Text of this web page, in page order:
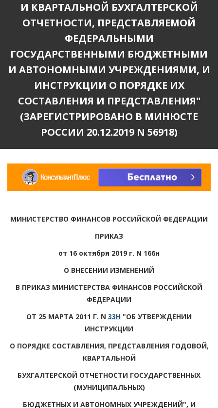
И КВАРТАЛЬНОЙ БУХГАЛТЕРСКОЙ
ОТЧЕТНОСТИ, ПРЕДСТАВЛЯЕМОЙ
ФЕДЕРАЛЬНЫМИ
ГОСУДАРСТВЕННЫМИ БЮДЖЕТНЫМИ
И АВТОНОМНЫМИ УЧРЕЖДЕНИЯМИ, И
ИНСТРУКЦИИ О ПОРЯДКЕ ИХ
СОСТАВЛЕНИЯ И ПРЕДСТАВЛЕНИЯ"
(ЗАРЕГИСТРИРОВАНО В МИНЮСТЕ
РОССИИ 20.12.2019 N 56918)
МИНИСТЕРСТВО ФИНАНСОВ РОССИЙСКОЙ ФЕДЕРАЦИИ
ПРИКАЗ
от 16 октября 2019 г. N 166н
О ВНЕСЕНИИ ИЗМЕНЕНИЙ
В ПРИКАЗ МИНИСТЕРСТВА ФИНАНСОВ РОССИЙСКОЙ
ФЕДЕРАЦИИ
ОТ 25 МАРТА 2011 Г. N 33Н "ОБ УТВЕРЖДЕНИИ
ИНСТРУКЦИИ
О ПОРЯДКЕ СОСТАВЛЕНИЯ, ПРЕДСТАВЛЕНИЯ ГОДОВОЙ,
КВАРТАЛЬНОЙ
БУХГАЛТЕРСКОЙ ОТЧЕТНОСТИ ГОСУДАРСТВЕННЫХ
(МУНИЦИПАЛЬНЫХ)
БЮДЖЕТНЫХ И АВТОНОМНЫХ УЧРЕЖДЕНИЙ", И